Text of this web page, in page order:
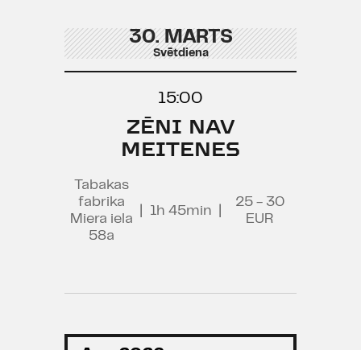
30. MARTS
Svētdiena
15:00
ZĒNI NAV
MEITENES
Tabakas
fabrika
Miera iela
58a
1h 45min
25 - 30
EUR